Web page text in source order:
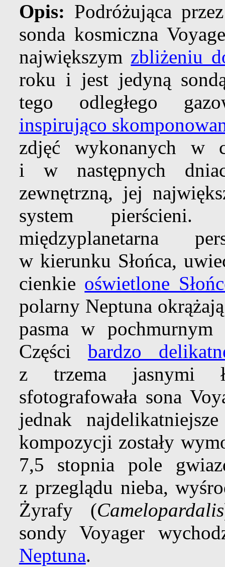
Opis: Podróżująca
sonda kosmiczna
największym zbliżeniu
roku i jest jedyną
tego odległego
inspirująco
zdjęć wykonanych w
i w następnych
zewnętrzną, jej
system
międzyplanetarna
w kierunku Słońca,
cienkie oświetlone
polarny Neptuna
pasma w
Części bardzo
z trzema jasnymi
sfotografowała sona
jednak
kompozycji zostały
7,5 stopnia pole
z przeglądu nieba,
Żyrafy (Camelopardalis
sondy Voyager
Neptuna.